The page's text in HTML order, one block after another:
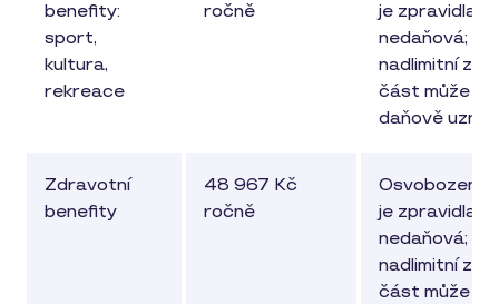
benefity:
sport,
kultura,
rekreace
ročně
je zpravidla
nedaňová;
nadlimitní
část může
daňově
Zdravotní
benefity
48 967 Kč
ročně
Osvobozená
je zpravidla
nedaňová;
nadlimitní
část může